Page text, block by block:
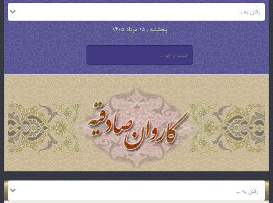
پنجشنبه , 15 مرداد 1405